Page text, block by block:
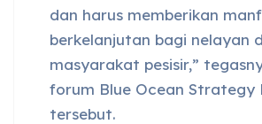
dan harus memberikan
berkelanjutan bagi nelayan
masyarakat pesisir,”
forum Blue Ocean Strategy
tersebut.